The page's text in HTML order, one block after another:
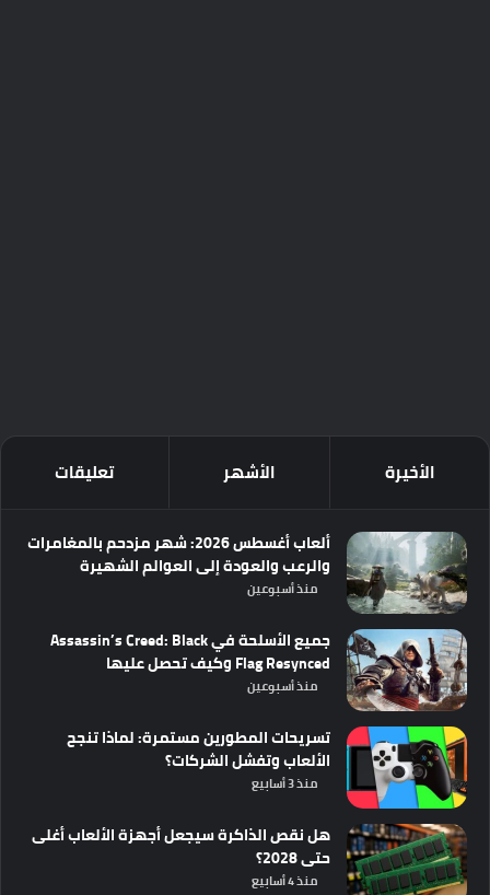
الأخيرة الأشهر تعليقات
ألعاب أغسطس 2026: شهر مزدحم بالمغامرات
والرعب والعودة إلى العوالم الشهيرة
منذ أسبوعين
جميع الأسلحة في Assassin’s Creed: Black
Flag Resynced وكيف تحصل عليها
منذ أسبوعين
تسريحات المطورين مستمرة: لماذا تنجح
الألعاب وتفشل الشركات؟
منذ 3 أسابيع
هل نقص الذاكرة سيجعل أجهزة الألعاب أغلى
حتى 2028؟
منذ 4 أسابيع